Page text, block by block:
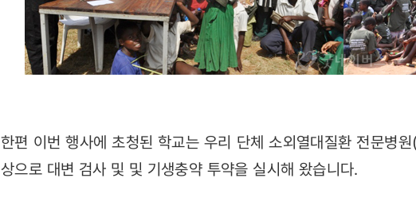
한편 이번 행사에 초청된 학교는 우리 단체 소외열대질환 전문병
상으로 대변 검사 및 및 기생충약 투약을 실시해 왔습니다.